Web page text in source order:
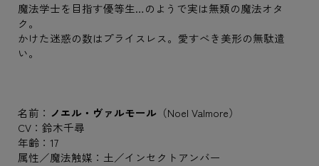
魔法学士を目指す優等生…のようで実は無類の魔法オタ
ク。
かけた迷惑の数はプライスレス。愛すべき美形の無駄遣
い。
名前： ノエル・ヴァルモール （Noel Valmore）
CV：鈴木千尋
年齢：17
属性／魔法触媒：土／インセクトアンバー